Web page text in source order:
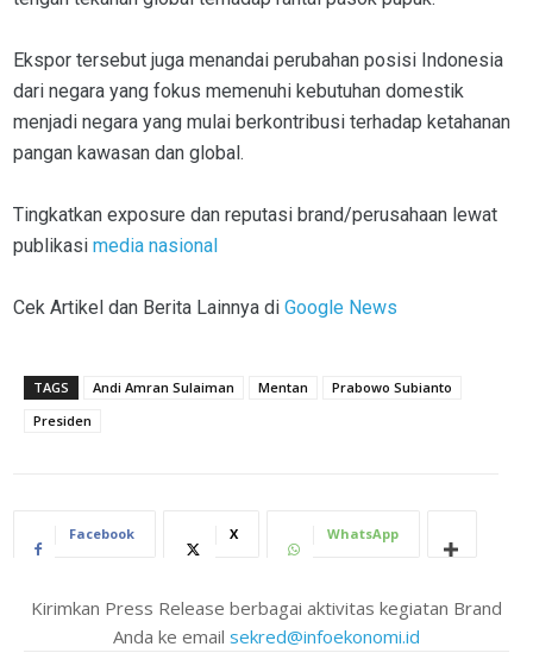
Ekspor tersebut juga menandai perubahan posisi Indonesia
dari negara yang fokus memenuhi kebutuhan domestik
menjadi negara yang mulai berkontribusi terhadap ketahanan
pangan kawasan dan global.
Tingkatkan exposure dan reputasi brand/perusahaan lewat
publikasi media nasional
Cek Artikel dan Berita Lainnya di Google News
TAGS Andi Amran Sulaiman Mentan
Prabowo Subianto
Presiden
Facebook X WhatsApp
Kirimkan Press Release berbagai aktivitas kegiatan Brand
Anda ke email sekred@infoekonomi.id